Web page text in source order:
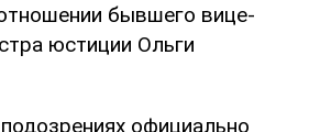
бывшего вице-
юстиции Ольги
официально